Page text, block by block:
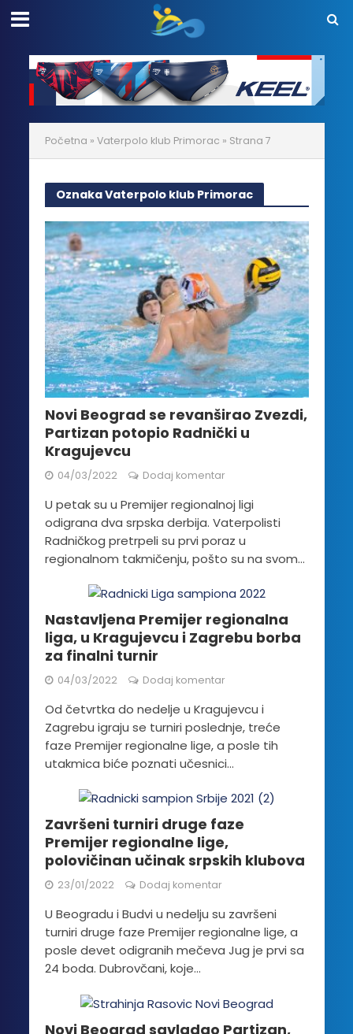
Početna » Vaterpolo klub Primorac » Strana 7
Oznaka Vaterpolo klub Primorac
Novi Beograd se revanširao Zvezdi,
Partizan potopio Radnički u
Kragujevcu
04/03/2022 Dodaj komentar
U petak su u Premijer regionalnoj ligi
odigrana dva srpska derbija. Vaterpolisti
Radničkog pretrpeli su prvi poraz u
regionalnom takmičenju, pošto su na svom...
Nastavljena Premijer regionalna
liga, u Kragujevcu i Zagrebu borba
za finalni turnir
04/03/2022 Dodaj komentar
Od četvrtka do nedelje u Kragujevcu i
Zagrebu igraju se turniri poslednje, treće
faze Premijer regionalne lige, a posle tih
utakmica biće poznati učesnici...
Završeni turniri druge faze
Premijer regionalne lige,
polovičinan učinak srpskih klubova
23/01/2022 Dodaj komentar
U Beogradu i Budvi u nedelju su završeni
turniri druge faze Premijer regionalne lige, a
posle devet odigranih mečeva Jug je prvi sa
24 boda. Dubrovčani, koje...
Novi Beograd savladao Partizan,